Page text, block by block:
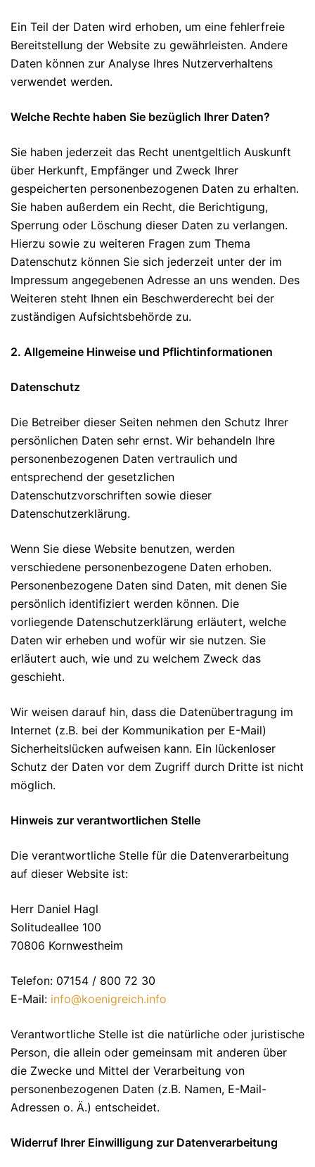
Ein Teil der Daten wird erhoben, um eine fehlerfreie
Bereitstellung der Website zu gewährleisten. Andere
Daten können zur Analyse Ihres Nutzerverhaltens
verwendet werden.
Welche Rechte haben Sie bezüglich Ihrer Daten?
Sie haben jederzeit das Recht unentgeltlich Auskunft
über Herkunft, Empfänger und Zweck Ihrer
gespeicherten personenbezogenen Daten zu erhalten.
Sie haben außerdem ein Recht, die Berichtigung,
Sperrung oder Löschung dieser Daten zu verlangen.
Hierzu sowie zu weiteren Fragen zum Thema
Datenschutz können Sie sich jederzeit unter der im
Impressum angegebenen Adresse an uns wenden. Des
Weiteren steht Ihnen ein Beschwerderecht bei der
zuständigen Aufsichtsbehörde zu.
2. Allgemeine Hinweise und Pflichtinformationen
Datenschutz
Die Betreiber dieser Seiten nehmen den Schutz Ihrer
persönlichen Daten sehr ernst. Wir behandeln Ihre
personenbezogenen Daten vertraulich und
entsprechend der gesetzlichen
Datenschutzvorschriften sowie dieser
Datenschutzerklärung.
Wenn Sie diese Website benutzen, werden
verschiedene personenbezogene Daten erhoben.
Personenbezogene Daten sind Daten, mit denen Sie
persönlich identifiziert werden können. Die
vorliegende Datenschutzerklärung erläutert, welche
Daten wir erheben und wofür wir sie nutzen. Sie
erläutert auch, wie und zu welchem Zweck das
geschieht.
Wir weisen darauf hin, dass die Datenübertragung im
Internet (z.B. bei der Kommunikation per E-Mail)
Sicherheitslücken aufweisen kann. Ein lückenloser
Schutz der Daten vor dem Zugriff durch Dritte ist nicht
möglich.
Hinweis zur verantwortlichen Stelle
Die verantwortliche Stelle für die Datenverarbeitung
auf dieser Website ist:
Herr Daniel Hagl
Solitudeallee 100
70806 Kornwestheim
Telefon: 07154 / 800 72 30
E-Mail: info@koenigreich.info
Verantwortliche Stelle ist die natürliche oder juristische
Person, die allein oder gemeinsam mit anderen über
die Zwecke und Mittel der Verarbeitung von
personenbezogenen Daten (z.B. Namen, E-Mail-
Adressen o. Ä.) entscheidet.
Widerruf Ihrer Einwilligung zur Datenverarbeitung